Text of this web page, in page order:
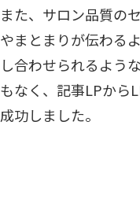
また、サロン品質の
やまとまりが伝わる
し合わせられるよう
もなく、記事LPから
成功しました。